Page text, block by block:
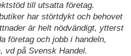
till utsatta företag.
har störtdykt och behovet
är helt nödvändigt, ytterst
företag och jobb i handeln,
vd på Svensk Handel.